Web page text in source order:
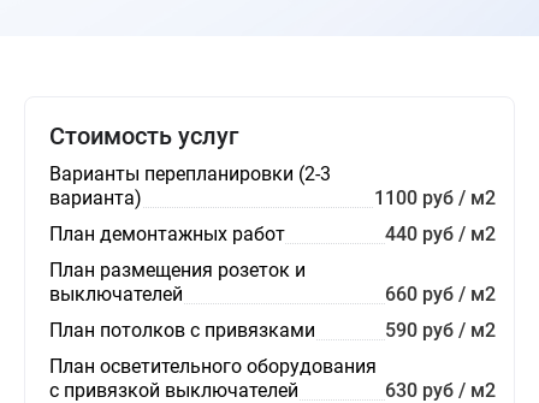
Стоимость услуг
Варианты перепланировки (2-3
варианта)
1100 руб / м2
План демонтажных работ
440 руб / м2
План размещения розеток и
выключателей
660 руб / м2
План потолков с привязками
590 руб / м2
План осветительного оборудования
с привязкой выключателей
630 руб / м2